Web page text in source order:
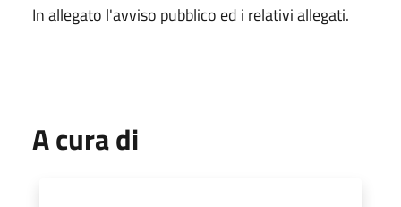
In allegato l'avviso pubblico ed i relativi allegati.
A cura di